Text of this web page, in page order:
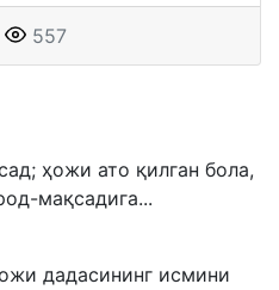
557
ҳожи ато қилган бола,
мақсадига...
дадасининг исмини